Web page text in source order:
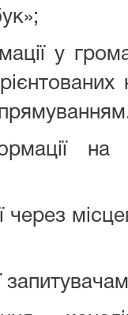
у
на
через